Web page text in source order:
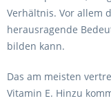
Verhältnis. Vor allem
herausragende
bilden kann.
Das am meisten
Vitamin E. Hinzu